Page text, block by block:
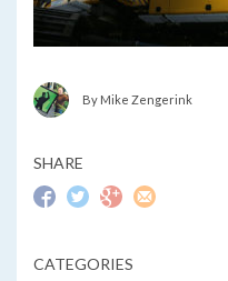
By Mike Zengerink
SHARE
CATEGORIES